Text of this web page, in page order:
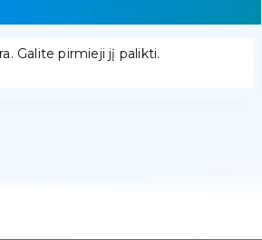
Galite pirmieji jį palikti.